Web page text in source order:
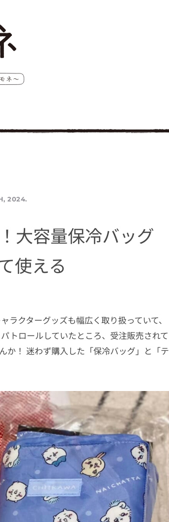
2024.
大容量保冷バッグ
使える
クターグッズも幅広く取り扱っていて、
トロールしていたところ、受注販売されて
か！ 迷わず購入した「保冷バッグ」と「テ